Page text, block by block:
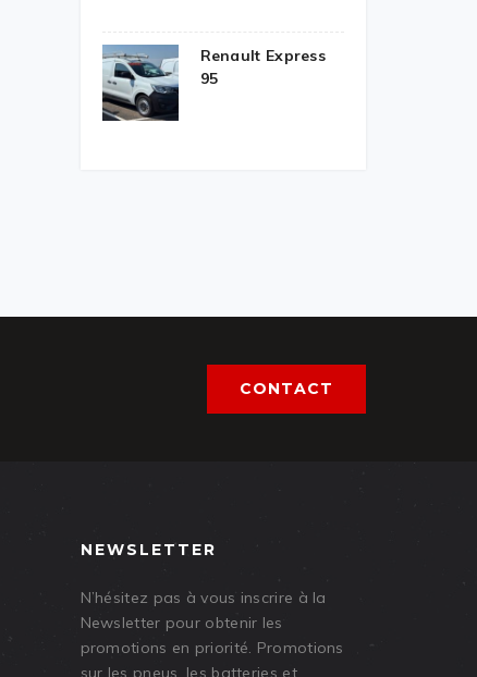
Renault Express
95
CONTACT
NEWSLETTER
N’hésitez pas à vous inscrire à la
Newsletter pour obtenir les
promotions en priorité. Promotions
sur les pneus, les batteries et